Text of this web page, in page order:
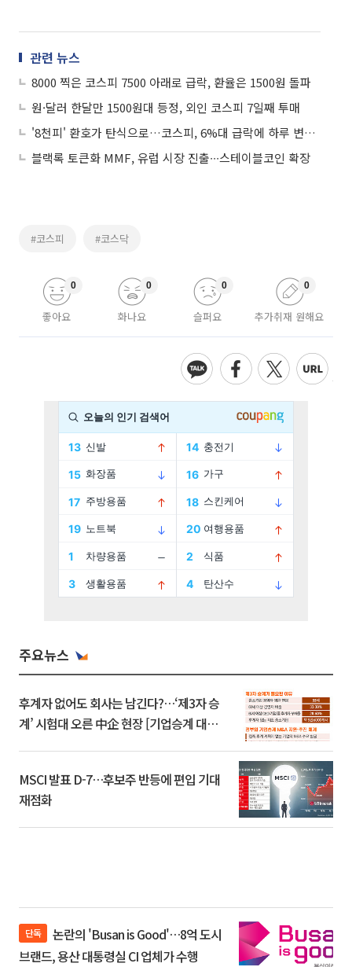
관련 뉴스
8000 찍은 코스피 7500 아래로 급락, 환율은 1500원 돌파
원·달러 한달만 1500원대 등정, 외인 코스피 7일째 투매
'8천피' 환호가 탄식으로…코스피, 6%대 급락에 하루 변동성 역대 '최대'
블랙록 토큰화 MMF, 유럽 시장 진출∙∙∙스테이블코인 확장
#코스피 #코스닥
좋아요
0
화나요
0
슬퍼요
0
추가취재 원해요
0
주요뉴스
후계자 없어도 회사는 남긴다?…‘제3자 승
계’ 시험대 오른 中企 현장 [기업승계 대전
MSCI 발표 D-7…후보주 반등에 편입 기대
재점화
단독
브랜드, 용산 대통령실 CI 업체가 수행